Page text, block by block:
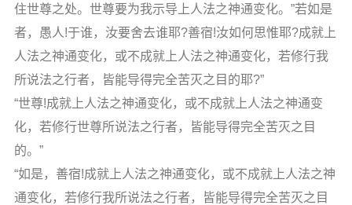
住世尊之处。世尊要为我示导上人法之神通变化。”若如是
者，愚人!于谁，汝要舍去谁耶?善宿!汝如何思惟耶?成就上
人法之神通变化，或不成就上人法之神通变化，若修行我
所说法之行者，皆能导得完全苦灭之目的耶?”
“世尊!成就上人法之神通变化，或不成就上人法之神通变
化，若修行世尊所说法之行者，皆能导得完全苦灭之目
的。”
“如是，善宿!成就上人法之神通变化，或不成就上人法之神
通变化，若修行我所说法之行者，皆能导得完全苦灭之目